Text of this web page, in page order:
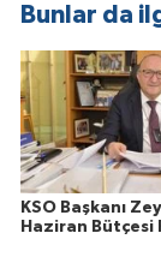
Bunlar da
KSO Başkanı
Haziran Bütçesi